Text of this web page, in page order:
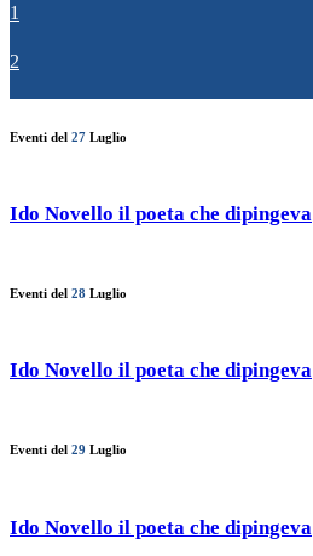
1
2
Eventi del 27 Luglio
Ido Novello il poeta che dipingeva
Eventi del 28 Luglio
Ido Novello il poeta che dipingeva
Eventi del 29 Luglio
Ido Novello il poeta che dipingeva